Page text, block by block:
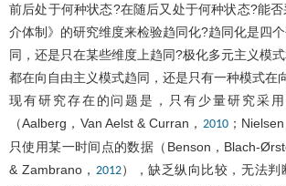
前后处于何种状态?在随后又处于何种状态?能
介体制》的研究维度来检验趋同化?趋同化是四
同，还是只在某些维度上趋同?极化多元主义模
都在向自由主义模式趋同，还是只有一种模式在
现有研究存在的问题是，只有少量研究采
（Aalberg，Van Aelst & Curran， 2010；Nielsen
只使用某一时间点的数据（Benson，Blach-
& Zambrano， 2012），缺乏纵向比较，无法判